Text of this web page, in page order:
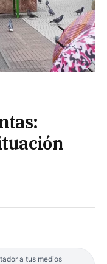
a tus medios